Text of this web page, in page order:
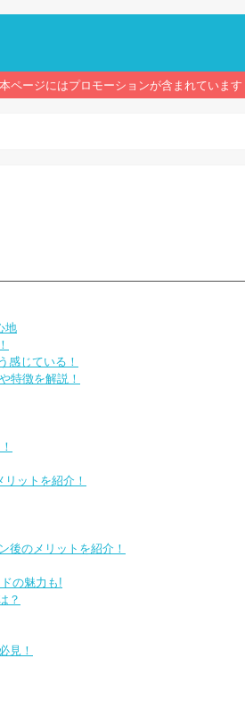
本ページにはプロモーションが含まれています
地
感じている！
特徴を解説！
ットを紹介！
後のメリットを紹介！
の魅力も!
？
見！